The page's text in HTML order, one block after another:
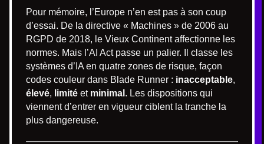
Pour mémoire, l’Europe n’en est pas à son coup
d’essai. De la directive « Machines » de 2006 au
RGPD de 2018, le Vieux Continent affectionne les
normes. Mais l’AI Act passe un palier. Il classe les
systèmes d’IA en quatre zones de risque, façon
codes couleur dans Blade Runner : inacceptable,
élevé, limité et minimal . Les dispositions qui
viennent d’entrer en vigueur ciblent la tranche la
plus dangereuse.